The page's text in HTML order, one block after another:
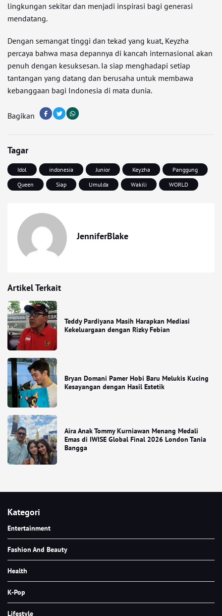
lingkungan sekitar dan menjadi inspirasi bagi generasi
mendatang.
Dengan semangat tinggi dan tekad yang kuat, Keyzha
percaya bahwa masa depannya di kancah internasional akan
penuh dengan kesuksesan. Ia siap menghadapi setiap
tantangan yang datang dan berusaha untuk membawa
kebanggaan bagi Indonesia di mata dunia.
Bagikan
Tagar
Idol indonesia Junior Keyzha
Panggung
Queen
Siap Umulda Wakili WORLD
JenniferBlake
Artikel Terkait
Teddy Pardiyana Masih Harapkan Mediasi
Kekeluargaan dengan Rizky Febian
Bryan Domani Pamer Hobi Baru Melukis Kucing
Kesayangan dengan Hasil Estetik
Aira Anak Tommy Kurniawan Menang Medali
Emas di IWISE Global Final 2026 London Tania
Bangga
Kategori
Entertainment
Fashion And Beauty
Health
K-Pop
Lifestyle